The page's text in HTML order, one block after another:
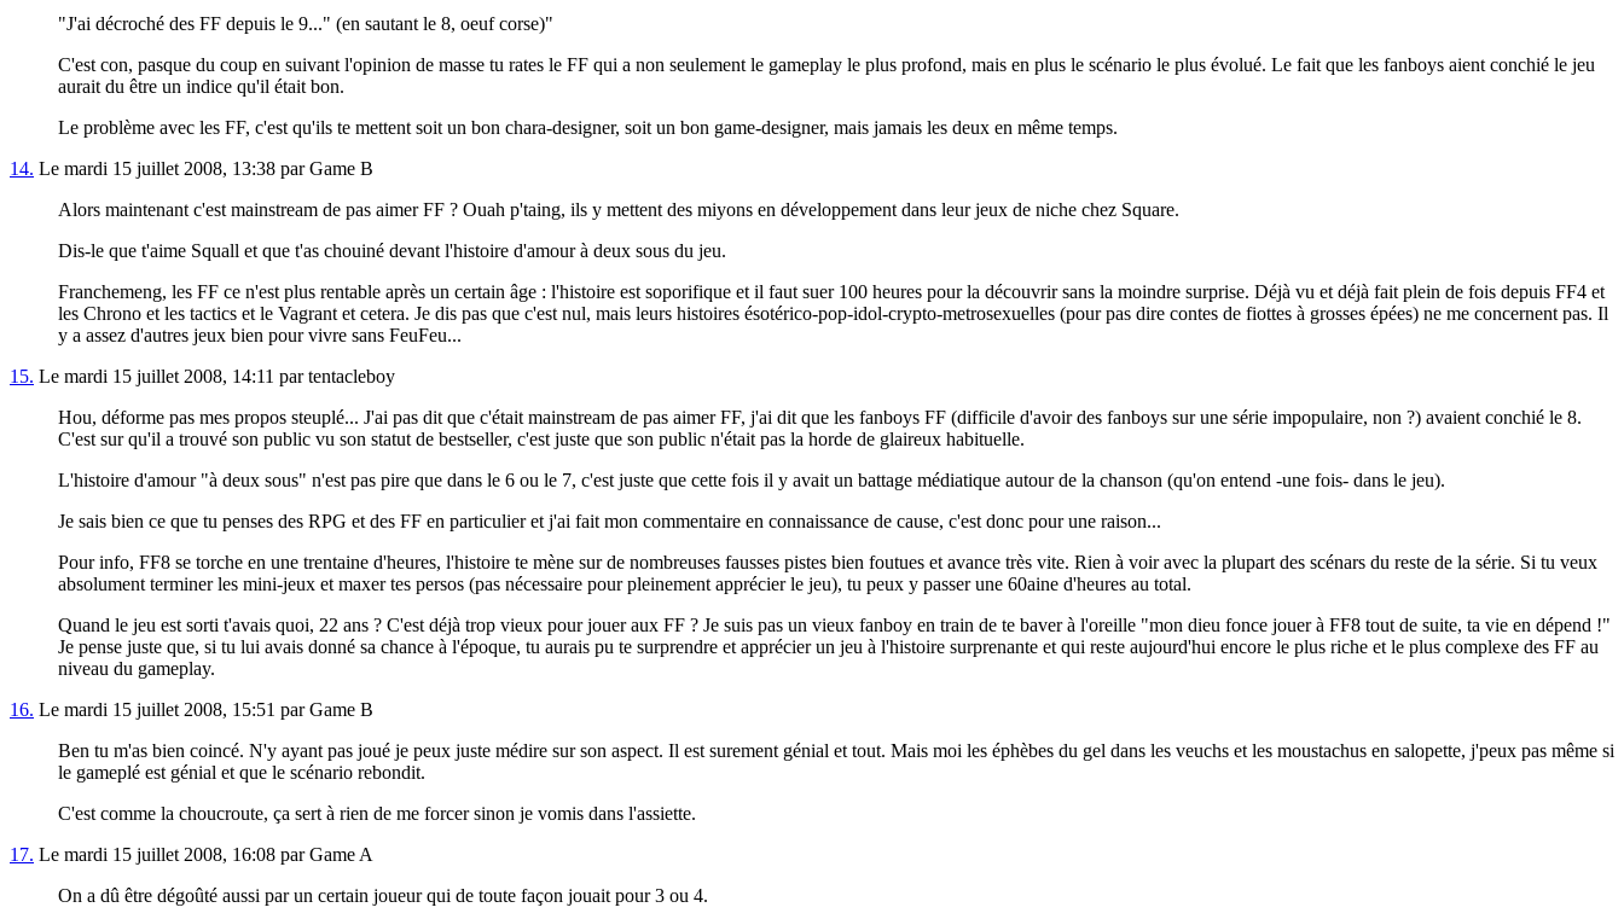
"J'ai décroché des FF depuis le 9..." (en sautant le 8, oeuf corse)"
C'est con, pasque du coup en suivant l'opinion de masse tu rates le FF qui a non seulement le gameplay le plus profond, mais en plus le scénario le plus évolué. Le fait que les fanboys aient conchié le jeu
aurait du être un indice qu'il était bon.
Le problème avec les FF, c'est qu'ils te mettent soit un bon chara-designer, soit un bon game-designer, mais jamais les deux en même temps.
14. Le mardi 15 juillet 2008, 13:38 par Game B
Alors maintenant c'est mainstream de pas aimer FF ? Ouah p'taing, ils y mettent des miyons en développement dans leur jeux de niche chez Square.
Dis-le que t'aime Squall et que t'as chouiné devant l'histoire d'amour à deux sous du jeu.
Franchemeng, les FF ce n'est plus rentable après un certain âge : l'histoire est soporifique et il faut suer 100 heures pour la découvrir sans la moindre surprise. Déjà vu et déjà fait plein de fois depuis FF4 et
les Chrono et les tactics et le Vagrant et cetera. Je dis pas que c'est nul, mais leurs histoires ésotérico-pop-idol-crypto-metrosexuelles (pour pas dire contes de fiottes à grosses épées) ne me concernent pas. Il
y a assez d'autres jeux bien pour vivre sans FeuFeu...
15. Le mardi 15 juillet 2008, 14:11 par tentacleboy
Hou, déforme pas mes propos steuplé... J'ai pas dit que c'était mainstream de pas aimer FF, j'ai dit que les fanboys FF (difficile d'avoir des fanboys sur une série impopulaire, non ?) avaient conchié le 8.
C'est sur qu'il a trouvé son public vu son statut de bestseller, c'est juste que son public n'était pas la horde de glaireux habituelle.
L'histoire d'amour "à deux sous" n'est pas pire que dans le 6 ou le 7, c'est juste que cette fois il y avait un battage médiatique autour de la chanson (qu'on entend -une fois- dans le jeu).
Je sais bien ce que tu penses des RPG et des FF en particulier et j'ai fait mon commentaire en connaissance de cause, c'est donc pour une raison...
Pour info, FF8 se torche en une trentaine d'heures, l'histoire te mène sur de nombreuses fausses pistes bien foutues et avance très vite. Rien à voir avec la plupart des scénars du reste de la série. Si tu veux
absolument terminer les mini-jeux et maxer tes persos (pas nécessaire pour pleinement apprécier le jeu), tu peux y passer une 60aine d'heures au total.
Quand le jeu est sorti t'avais quoi, 22 ans ? C'est déjà trop vieux pour jouer aux FF ? Je suis pas un vieux fanboy en train de te baver à l'oreille "mon dieu fonce jouer à FF8 tout de suite, ta vie en dépend !"
Je pense juste que, si tu lui avais donné sa chance à l'époque, tu aurais pu te surprendre et apprécier un jeu à l'histoire surprenante et qui reste aujourd'hui encore le plus riche et le plus complexe des FF au
niveau du gameplay.
16. Le mardi 15 juillet 2008, 15:51 par Game B
Ben tu m'as bien coincé. N'y ayant pas joué je peux juste médire sur son aspect. Il est surement génial et tout. Mais moi les éphèbes du gel dans les veuchs et les moustachus en salopette, j'peux pas même si
le gameplé est génial et que le scénario rebondit.
C'est comme la choucroute, ça sert à rien de me forcer sinon je vomis dans l'assiette.
17. Le mardi 15 juillet 2008, 16:08 par Game A
On a dû être dégoûté aussi par un certain joueur qui de toute façon jouait pour 3 ou 4.